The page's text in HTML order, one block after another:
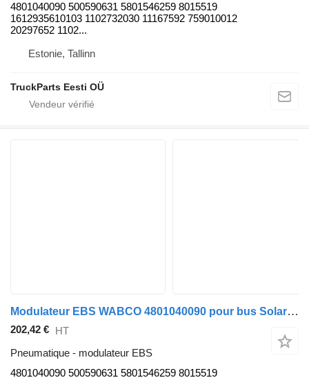
4801040090 500590631 5801546259 8015519
1612935610103 1102732030 11167592 759010012
20297652 1102...
Estonie, Tallinn
TruckParts Eesti OÜ
Modulateur EBS WABCO 4801040090 pour bus Solaris Urbino, Alpino, Vacanza (1999-)
202,42 € HT
Pneumatique - modulateur EBS
4801040090 500590631 5801546259 8015519